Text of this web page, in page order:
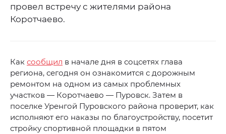
провел встречу с жителями района
Коротчаево.
Как сообщил в начале дня в соцсетях глава
региона, сегодня он ознакомится с дорожным
ремонтом на одном из самых проблемных
участков — Коротчаево — Пуровск. Затем в
поселке Уренгой Пуровского района проверит, как
исполняют его наказы по благоустройству, посетит
стройку спортивной площадки в пятом